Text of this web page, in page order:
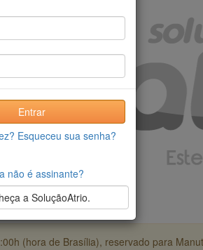
(hora de Brasília), reservado para
Entrar
Esqueceu sua senha?
não é assinante?
a SoluçãoAtrio.